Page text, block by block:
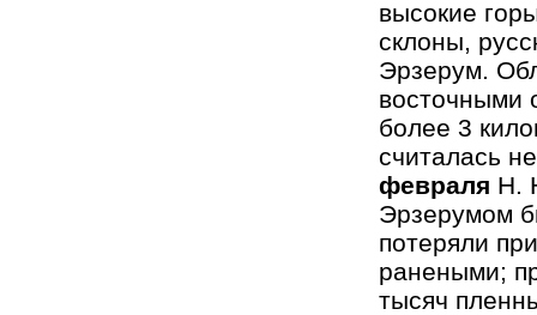
высокие
склоны,
Эрзерум.
восточными
более 3
считалась
февраля Н.
Эрзерумом
потеряли
ранеными;
тысяч